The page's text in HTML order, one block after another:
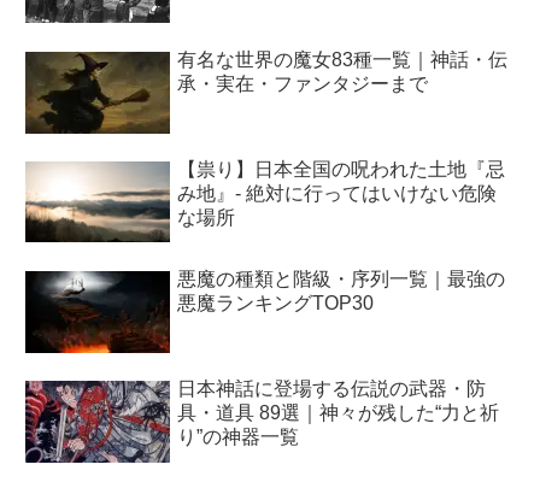
有名な世界の魔女83種一覧｜神話・伝
承・実在・ファンタジーまで
【祟り】日本全国の呪われた土地『忌
み地』- 絶対に行ってはいけない危険
な場所
悪魔の種類と階級・序列一覧｜最強の
悪魔ランキングTOP30
日本神話に登場する伝説の武器・防
具・道具 89選｜神々が残した“力と祈
り”の神器一覧